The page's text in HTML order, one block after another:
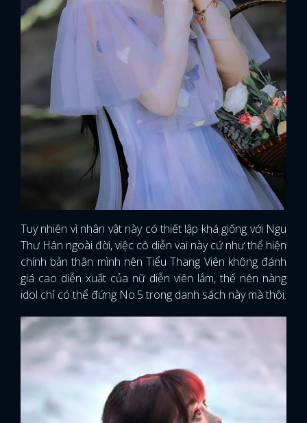
Tuy nhiên vì nhân vật này có thiết lập khá giống với Ngu
Thư Hân ngoài đời, việc cô diễn vai này cứ như thể hiện
chính bản thân mình nên Tiểu Thang Viên không đánh
giá cao diễn xuất của nữ diễn viên lắm, thế nên nàng
idol chỉ có thể đứng No.5 trong danh sách này mà thôi.